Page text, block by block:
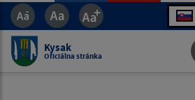
Kysak
Oficiálna stránka